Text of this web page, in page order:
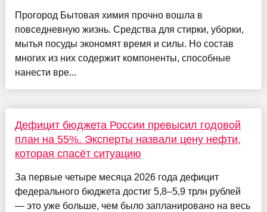
Прогород Бытовая химия прочно вошла в
повседневную жизнь. Средства для стирки, уборки,
мытья посуды экономят время и силы. Но состав
многих из них содержит компоненты, способные
нанести вре...
Дефицит бюджета России превысил годовой
план на 55%. Эксперты назвали цену нефти,
которая спасёт ситуацию
За первые четыре месяца 2026 года дефицит
федерального бюджета достиг 5,8–5,9 трлн рублей
— это уже больше, чем было запланировано на весь